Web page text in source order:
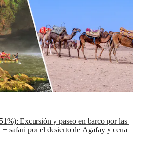
Excursión y paseo en barco por las
+ safari por el desierto de Agafay y cena